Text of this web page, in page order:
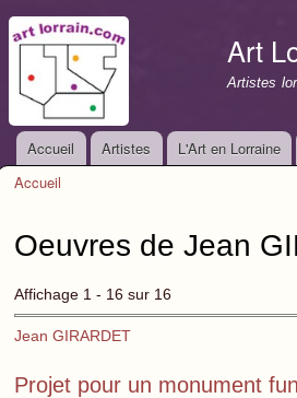
Art
Artistes
Menu principal
Accueil Artistes L'Art en Lorraine
Accueil
Oeuvres de Jean
Affichage 1 - 16 sur 16
Jean GIRARDET
Projet pour un monument